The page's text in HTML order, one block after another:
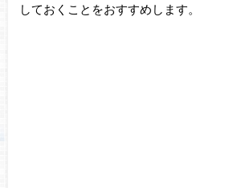
しておくことをおすすめします。